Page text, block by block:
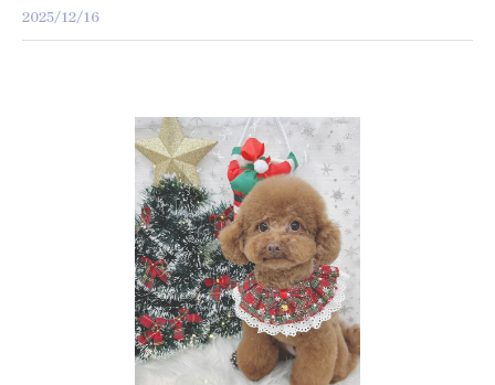
2025/12/16